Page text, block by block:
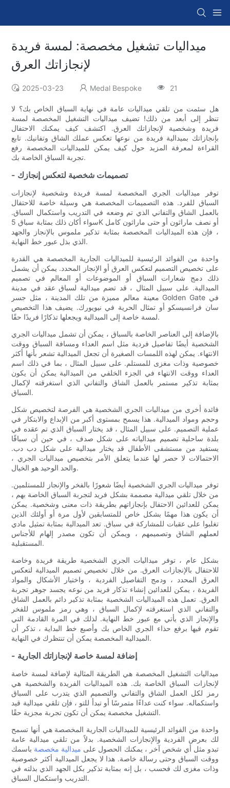
ميداليات تشغيل مخصصة: لمسة فريدة
لإنجازاتك العرق
2025-03-23 Medal Bespoke 21
هل سئمت من تلقي ميداليات عامة في نهاية السباق الخاص بك؟ لا
تنظر إلى أبعد من ذلك! تضيف ميداليات التشغيل المخصصة لمسة
فريدة وشخصية لإنجازاتك العرق. اكتشف كيف يمكنك الاحتفال
بإنجازاتك بميدالية فريدة من نوعها تعكس عملك الشاق وتفانيك. تابع
القراءة لمعرفة المزيد حول كيف يمكن للميداليات المخصصة رفع
تجربة السباق الخاصة بك.
- تصميمات شخصية لتعكس إنجازك
توفر ميداليات الجري المخصصة لمسة فريدة وشخصية لإنجازات
السباق للفرد. هذه التصميمات المخصصة هي وسيلة خاصة للاحتفال
بالعمل الشاق والتفاني الذي تم وضعه في التدريب واستكمال السباق.
سواء أكان ذلك بمثابة سباق 5K أو نصف ماراثون أو حتى ماراثون كامل
، فإن هذه الميداليات المخصصة بمثابة تذكير ملموس بالإنجاز والجهد
الذي بذل عبور خط النهاية.
واحدة من الفوائد الرئيسية للميداليات الجارية المخصصة هي القدرة
على تخصيص التصميم لتعكس العرق أو الإنجاز المحدد. يمكن أن يشمل
ذلك دمج شعارات السباق أو الموضوعات أو المعالم في تصميم
الميدالية. على سبيل المثال ، قد تضم ميدالية لسباق عقد في مدينة
معينة معالم مميزة من تلك المدينة ، مثل جسر Golden Gate في
سان فرانسيسكو أو تمثال الحرية في نيويورك. يضيف هذا التخصيص
لمسة خاصة إلى الميدالية ويجعلها تذكارًا فريدًا حقًا.
بالإضافة إلى العناصر الخاصة بالسباق ، يمكن أن تشمل ميداليات الجري
الشخصية أيضًا تفاصيل فردية مثل اسم العداء ومسافة السباق ووقت
الانتهاء. يمكن لهذه اللمسات الصغيرة أن تجعل الميدالية تشعر بأنها أكثر
خصوصية وذات مغزى للمستلم. على سبيل المثال ، بما في ذلك اسم
العداء ووقت الانتهاء في الجزء الخلفي من الميدالية يمكن أن يكون
بمثابة تذكير مستمر بالعمل الشاق والتفاني الذي استغرقته لإكمال
السباق.
فائدة أخرى من ميداليات الجري الشخصية هي الفرصة لتخصيص شكل
وحجم ومواد الميدالية. هذا يسمح بمستوى أكبر من الإبداع والابتكار في
عملية التصميم. على سبيل المثال ، قد يختار السباق الذي تم عقده في
بلدة ساحلية تصميم ميدالياته على شكل صدف ، في حين أن سباقًا
يستفيد من مستشفى الأطفال قد يختار ميدالية على شكل دب دب.
الاحتمالات لا حصر لها عندما يتعلق الأمر بتخصيص ميداليات الجري ،
والحد الوحيد هو الخيال.
توفر ميداليات الجري الشخصية أيضًا شعورًا بالفخر والإنجاز للمستلمين.
من خلال تلقي ميدالية مصممة بشكل فريد لتجربة السباق الخاصة بهم ،
يمكن للعدائين الاحتفال بإنجازاتهم بطريقة ذات معنى وشخصية. يمكن
أن يكون هذا مهمًا بشكل خاص للمتسابقين لأول مرة أو أولئك الذين
تغلبوا على عقبات للمشاركة في سباق. تعد الميدالية بمثابة تمثيل مادي
لعملهم الشاق وتصميمهم ، ويمكن أن تكون مصدر إلهام للأجناس
المستقبلية.
بشكل عام ، توفر ميداليات الجري الشخصية طريقة فريدة وخاصة
للاحتفال بالإنجازات العرق. من خلال تخصيص تصميم الميدالية لتعكس
العرق المحدد ، ودمج التفاصيل الفردية ، واختيار الأشكال والمواد
الفريدة ، يمكن للعدائين إنشاء تذكار فريد من نوعه يجسد جوهر تجربة
العرق. تعمل هذه الميداليات الشخصية بمثابة تذكير دائم بالعمل الشاق
والتفاني الذي استغرقته لإكمال السباق ، وهي رمز ملموس للفخر
والإنجاز الذي يأتي مع عبور خط النهاية. لذلك في المرة القادمة التي
تقوم فيها برفع حذاء الجري الخاص بك وأصبع خط البداية ، تذكر أن
الميدالية المخصصة يمكن أن تنتظرك في النهاية.
- إضافة لمسة خاصة لإنجازاتك الجارية
ميداليات التشغيل المخصصة هي الطريقة المثالية لإضافة لمسة خاصة
لإنجازات السباق الخاصة بك. هذه الميداليات الفريدة والشخصية هي
رمز لكل العمل الشاق والتفاني والتصميم الذي يتدرب على السباق
واستكماله. سواء كنت عداءًا متمرسًا أو تبدأ للتو ، فإن تلقي ميدالية قيد
التشغيل مخصصة يمكن أن تكون تجربة مجزية حقًا.
واحدة من الفوائد الرئيسية للميداليات الجارية المخصصة هي أنها تسمح
لك بعرض الفردية والإنجازات الشخصية. بدلاً من تلقي ميدالية عامة
تبدو مثل أي شخص آخر ، يمكنك الحصول على ميدالية مخصصة باسمك
ووقت السباق وحتى رسالة خاصة. هذا لا يجعل الميدالية أكثر خصوصية
وذات مغزى لك فحسب ، بل إنه بمثابة تذكير بكل الجهد الذي بذلته في
التدريب واستكمال السباق.